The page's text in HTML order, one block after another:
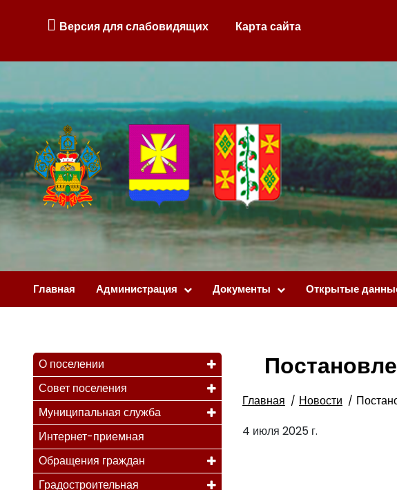
Версия для слабовидящих Карта сайта
Главная Администрация Документы Открытые
О поселении
Совет поселения
Муниципальная служба
Интернет-приемная
Обращения граждан
Градостроительная
Главная Новости
4 июля 2025 г.